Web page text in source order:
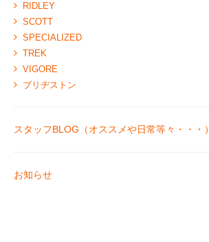
RIDLEY
SCOTT
SPECIALIZED
TREK
VIGORE
ブリヂストン
スタッフBLOG（オススメや日常等々・・・）
お知らせ